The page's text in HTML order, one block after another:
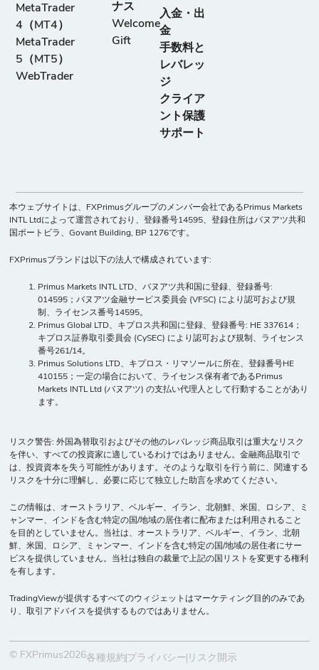
MetaTrader
4（MT4）
MetaTrader
5（MT5）
WebTrader
ナス
Welcome
Gift
入金・出
金
手数料と
レバレッ
ジ
クライア
ント保護
サポート
本ウェブサイトは、FXPrimusグループのメンバー会社であるPrimus Markets
INTL Ltdによって運営されており、登録番号14595、登録住所はバヌアツ共和
国ポートビラ、Govant Building, BP 1276です。
FXPrimusブランドは以下の法人で構成されています:
Primus Markets INTL LTD、バヌアツ共和国に登録、登録番号:
014595；バヌアツ金融サービス委員会 (VFSC) により認可および規
制、ライセンス番号14595。
Primus Global LTD、キプロス共和国に登録、登録番号: HE 337614；
キプロス証券取引委員会 (CySEC) により認可および規制、ライセンス
番号261/14。
Primus Solutions LTD、キプロス・リマソールに所在、登録番号HE
410155；一定の場合において、ライセンス保有者であるPrimus
Markets INTL Ltd (バヌアツ) の支払い代理人として行動することがあり
ます。
リスク警告: 外国為替取引およびその他のレバレッジ商品取引は重大なリスク
を伴い、すべての投資家に適しているわけではありません。金融商品取引で
は、投資資本を失う可能性があります。そのような取引を行う前に、関連する
リスクを十分に理解し、必要に応じて独立した助言を求めてください。
この情報は、オーストラリア、ベルギー、イラン、北朝鮮、米国、ロシア、ミ
ャンマー、インドを含む特定の国/地域の居住者に配布または利用されること
を目的としていません。当社は、オーストラリア、ベルギー、イラン、北朝
鮮、米国、ロシア、ミャンマー、インドを含む特定の国/地域の居住者にサー
ビスを提供していません。当社は独自の裁量で上記の国リストを変更する権利
を有します。
TradingViewが提供するすべてのウィジェットはマーケティング目的のみであ
り、取引アドバイスを提供するものではありません。
© FXPrimus2026各種規約 プライバシー リスク開示